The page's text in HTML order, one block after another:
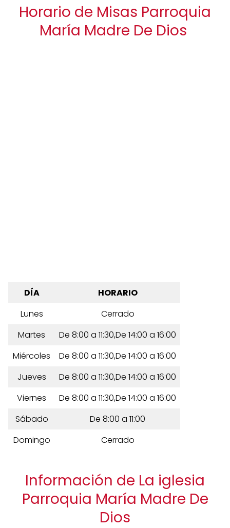
Horario de Misas Parroquia
María Madre De Dios
DÍA
HORARIO
Lunes
Cerrado
Martes
De 8:00 a 11:30,De 14:00 a 16:00
Miércoles
De 8:00 a 11:30,De 14:00 a 16:00
Jueves
De 8:00 a 11:30,De 14:00 a 16:00
Viernes
De 8:00 a 11:30,De 14:00 a 16:00
Sábado
De 8:00 a 11:00
Domingo
Cerrado
Información de La iglesia
Parroquia María Madre De
Dios